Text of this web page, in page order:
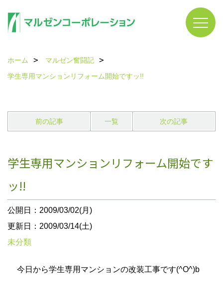
ホーム
マルゼン奮闘記
学生専用マンションリフォーム開始ですッ!!
前の記事 一覧 次の記事
学生専用マンションリフォーム開始です
ッ!!
公開日：2009/03/02(月)
更新日：2009/03/14(土)
未分類
今日から学生専用マンションの改装工事です(^O^)b